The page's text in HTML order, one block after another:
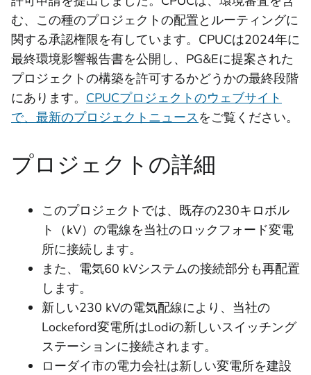
む、この種のプロジェクトの配置とルーティングに
関する承認権限を有しています。CPUCは2024年に
最終環境影響報告書を公開し、PG&Eに提案された
プロジェクトの構築を許可するかどうかの最終段階
にあります。 CPUCプロジェクトのウェブサイト
で、最新のプロジェクトニュースをご覧ください。
プロジェクトの詳細
このプロジェクトでは、既存の230キロボル
ト（kV）の電線を当社のロックフォード変電
所に接続します。
また、電気60 kVシステムの接続部分も再配置
します。
新しい230 kVの電気配線により、当社の
Lockeford変電所はLodiの新しいスイッチング
ステーションに接続されます。
ローダイ市の電力会社は新しい変電所を建設